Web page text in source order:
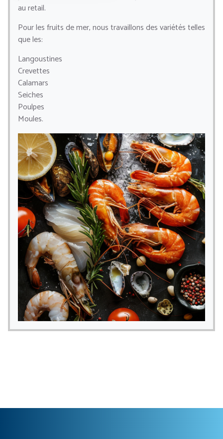
au retail.
Pour les fruits de mer, nous travaillons des variétés telles
que les:
Langoustines
Crevettes
Calamars
Seiches
Poulpes
Moules.